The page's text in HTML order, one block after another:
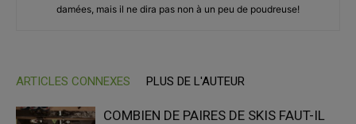
damées, mais il ne dira pas non à un peu de poudreuse!
ARTICLES CONNEXES PLUS DE L'AUTEUR
COMBIEN DE PAIRES DE SKIS FAUT-IL